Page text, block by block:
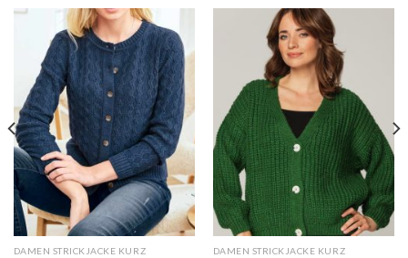
DAMEN STRICKJACKE KURZ DAMEN STRICKJACKE KURZ